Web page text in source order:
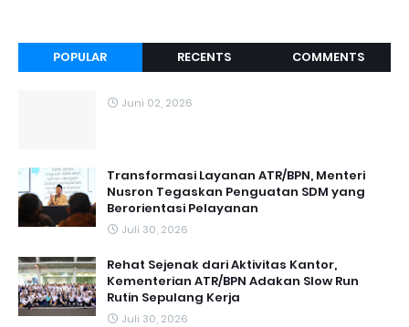
POPULAR RECENTS COMMENTS
Juni 02, 2026
Transformasi Layanan ATR/BPN, Menteri
Nusron Tegaskan Penguatan SDM yang
Berorientasi Pelayanan
Juli 30, 2026
Rehat Sejenak dari Aktivitas Kantor,
Kementerian ATR/BPN Adakan Slow Run
Rutin Sepulang Kerja
Juli 30, 2026